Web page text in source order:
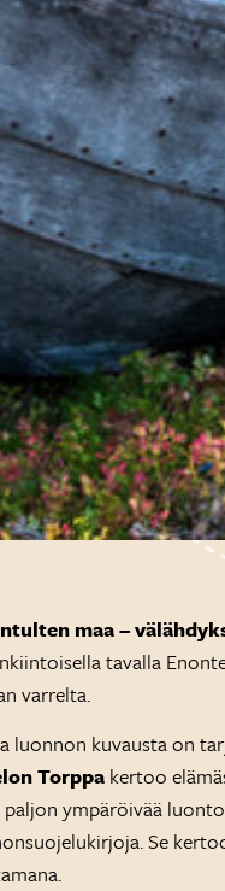
maa –
tavalla
varrelta.
luonnon kuvausta on
Torppakertoo
ympäröivää
Se